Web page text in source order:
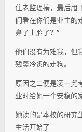
住老监理揍，最后甩
们看在你们是业主的
鼻子上脸了？”
他们没有为难我，但
残羹冷炙的走狗。
原因之二便是凌一尧
业时给她一个安稳的
她读的是本校的研究
生活开始了